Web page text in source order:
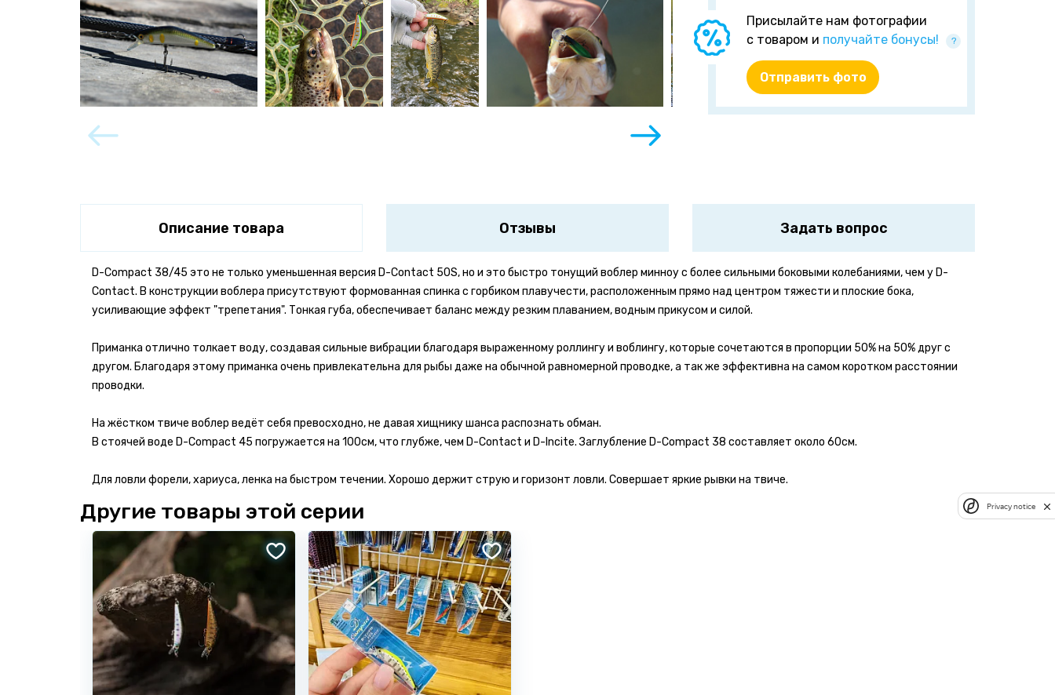
Присылайте нам фотографии
с товаром и получайте бонусы! ?
Отправить фото
Описание товара Отзывы Задать вопрос
D-Compact 38/45 это не только уменьшенная версия D-Contact 50S, но и это быстро тонущий воблер минноу с более сильными боковыми колебаниями, чем у D-
Contact. В конструкции воблера присутствуют формованная спинка с горбиком плавучести, расположенным прямо над центром тяжести и плоские бока,
усиливающие эффект "трепетания". Тонкая губа, обеспечивает баланс между резким плаванием, водным прикусом и силой.
Приманка отлично толкает воду, создавая сильные вибрации благодаря выраженному роллингу и воблингу, которые сочетаются в пропорции 50% на 50% друг с
другом. Благодаря этому приманка очень привлекательна для рыбы даже на обычной равномерной проводке, а так же эффективна на самом коротком расстоянии
проводки.
На жёстком твиче воблер ведёт себя превосходно, не давая хищнику шанса распознать обман.
В стоячей воде D-Compact 45 погружается на 100см, что глубже, чем D-Contact и D-Incite. Заглубление D-Compact 38 составляет около 60см.
Для ловли форели, хариуса, ленка на быстром течении. Хорошо держит струю и горизонт ловли. Совершает яркие рывки на твиче.
Бонусы за отзыв!
Напиши отзыв от 300 знаков - получи 50 бонусовна свой счет #Ярыболов
Напиши качественный отзыв от 500 знаков и размести фото товара -получи 150 бонусов на свой счет
#Ярыболов
Бонусные баллы начисляются только за отзывы на продукцию SMITH.
Электронная почта *
Комментарий *
Другие товары этой серии Privacy notice